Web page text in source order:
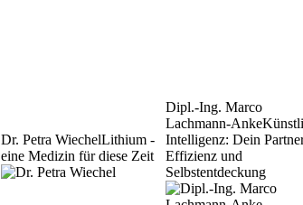
Dr. Petra WiechelLithium -
eine Medizin für diese Zeit
Dipl.-Ing. Marco
Lachmann-Anke
Intelligenz: Dein
Effizienz und
Selbstentdeckung